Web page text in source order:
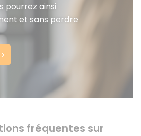
pourrez ainsi
et sans perdre
fréquentes sur